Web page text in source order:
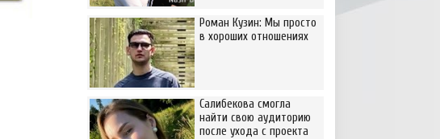
Роман Кузин: Мы просто
в хороших отношениях
Салибекова смогла
найти свою аудиторию
после ухода с проекта